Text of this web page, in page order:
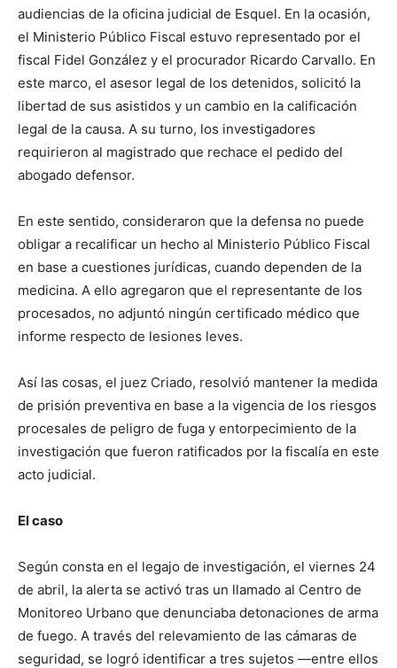
audiencias de la oficina judicial de Esquel. En la ocasión,
el Ministerio Público Fiscal estuvo representado por el
fiscal Fidel González y el procurador Ricardo Carvallo. En
este marco, el asesor legal de los detenidos, solicitó la
libertad de sus asistidos y un cambio en la calificación
legal de la causa. A su turno, los investigadores
requirieron al magistrado que rechace el pedido del
abogado defensor.
En este sentido, consideraron que la defensa no puede
obligar a recalificar un hecho al Ministerio Público Fiscal
en base a cuestiones jurídicas, cuando dependen de la
medicina. A ello agregaron que el representante de los
procesados, no adjuntó ningún certificado médico que
informe respecto de lesiones leves.
Así las cosas, el juez Criado, resolvió mantener la medida
de prisión preventiva en base a la vigencia de los riesgos
procesales de peligro de fuga y entorpecimiento de la
investigación que fueron ratificados por la fiscalía en este
acto judicial.
El caso
Según consta en el legajo de investigación, el viernes 24
de abril, la alerta se activó tras un llamado al Centro de
Monitoreo Urbano que denunciaba detonaciones de arma
de fuego. A través del relevamiento de las cámaras de
seguridad, se logró identificar a tres sujetos —entre ellos